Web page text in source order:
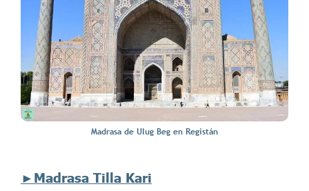
Madrasa de Ulug Beg en Registán
► Madrasa Tilla Kari